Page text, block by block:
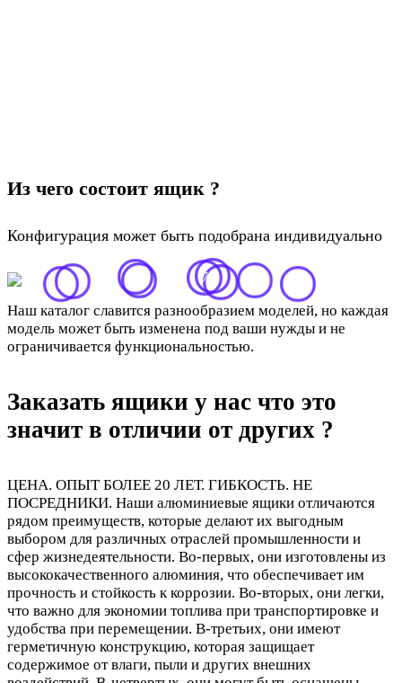
Из чего состоит ящик ?
Конфигурация может быть подобрана индивидуально
1
2
4
6 7
Наш каталог славится разнообразием моделей, но каждая
модель может быть изменена под ваши нужды и не
ограничивается функциональностью.
Заказать ящики у нас что это
значит в отличии от других ?
ЦЕНА. ОПЫТ БОЛЕЕ 20 ЛЕТ. ГИБКОСТЬ. НЕ
ПОСРЕДНИКИ. Наши алюминиевые ящики отличаются
рядом преимуществ, которые делают их выгодным
выбором для различных отраслей промышленности и
сфер жизнедеятельности. Во-первых, они изготовлены из
высококачественного алюминия, что обеспечивает им
прочность и стойкость к коррозии. Во-вторых, они легки,
что важно для экономии топлива при транспортировке и
удобства при перемещении. В-третьих, они имеют
герметичную конструкцию, которая защищает
содержимое от влаги, пыли и других внешних